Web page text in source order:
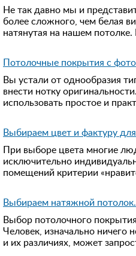
Не так давно мы и
более сложного, чем белая
натянутая на нашем потолке.
Потолочные покрытия с
Вы устали от однообразия
внести нотку
использовать простое и
Выбираем цвет и фактуру
При выборе цвета многие
исключительно
помещений критерии
Выбираем натяжной
Выбор потолочного
Человек, изначально
и их различиях, может